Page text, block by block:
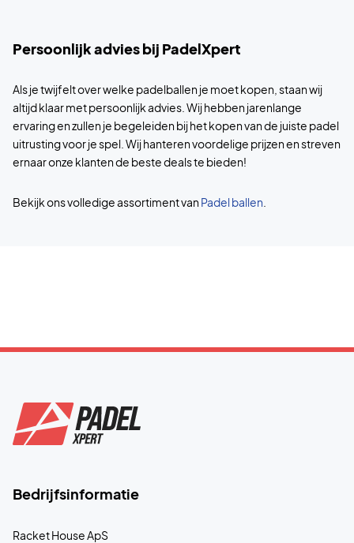
Persoonlijk advies bij PadelXpert
Als je twijfelt over welke padelballen je moet kopen, staan wij
altijd klaar met persoonlijk advies. Wij hebben jarenlange
ervaring en zullen je begeleiden bij het kopen van de juiste padel
uitrusting voor je spel. Wij hanteren voordelige prijzen en streven
ernaar onze klanten de beste deals te bieden!
Bekijk ons volledige assortiment van Padel ballen
Bedrijfsinformatie
Racket House ApS